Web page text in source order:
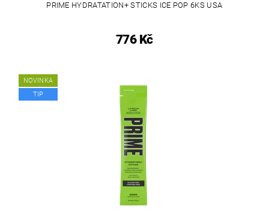
PRIME HYDRATATION+ STICKS ICE POP 6KS USA
776 Kč
NOVINKA
TIP